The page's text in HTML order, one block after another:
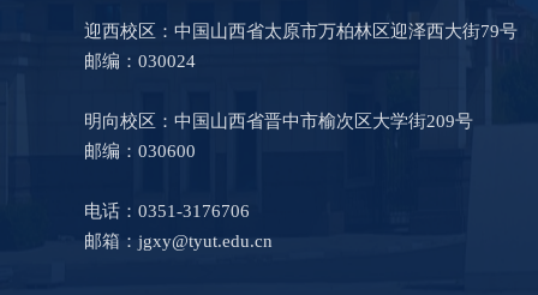
迎西校区：中国山西省太原市万柏林区迎泽西大街79号
邮编：030024
明向校区：中国山西省晋中市榆次区大学街209号
邮编：030600
电话：0351-3176706
邮箱：jgxy@tyut.edu.cn